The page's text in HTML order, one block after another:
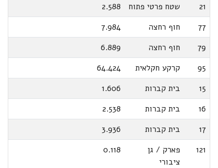
21
שטח פרטי פתוח
2.588
77
חוף רחצה
7.984
79
חוף רחצה
6.889
95
קרקע חקלאית
64.424
15
בית קברות
1.606
16
בית קברות
2.538
17
בית קברות
3.936
121
פארק / גן
ציבורי
0.118